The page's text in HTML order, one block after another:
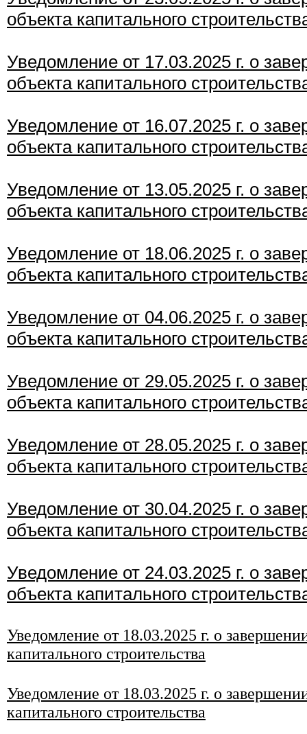
объекта капитального
Уведомление от 17.03.2025 г. о
объекта капитального
Уведомление от 16.07.2025 г. о
объекта капитального
Уведомление от 13.05.2025 г. о
объекта капитального
Уведомление от 18.06.2025 г. о
объекта капитального
Уведомление от 04.06.2025 г. о
объекта капитального
Уведомление от 29.05.2025 г. о
объекта капитального
Уведомление от 28.05.2025 г. о
объекта капитального
Уведомление от 30.04.2025 г. о
объекта капитального
Уведомление от 24.03.2025 г. о
объекта капитального
Уведомление от 18.03.2025 г. о
капитального строительства
Уведомление от 18.03.2025 г. о
капитального строительства